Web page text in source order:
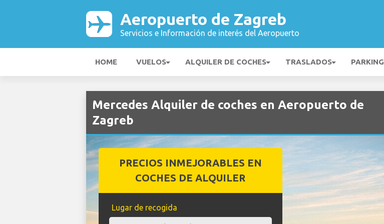
Aeropuerto de Zagreb
Servicios e Información de interés del Aeropuerto
HOME VUELOS ALQUILER DE COCHES TRASLADOS PARKING
Mercedes Alquiler de coches en Aeropuerto de
Zagreb
PRECIOS INMEJORABLES EN
COCHES DE ALQUILER
Lugar de recogida